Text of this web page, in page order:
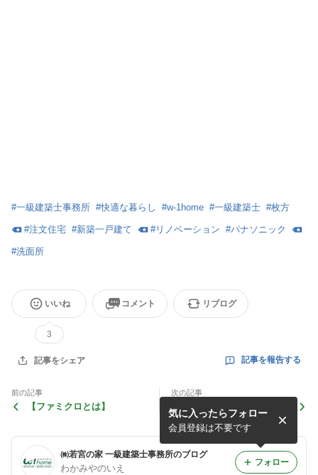
#一級建築士事務所 #快適な暮らし #w-1home #一級建築士 #枚方
#注文住宅 #新築一戸建て #リノベーション #パナソニック
#洗面所
いいね
3
コメント リブログ
記事をシェア 記事を報告する
前の記事
【ファミクロとは】
次の記事
【ＧWはいかがお過ごしでし
たか】
㈱若宮の家 一級建築士事務所のブログ
わかみやのいえ
気に入ったらフォロー
会員登録は不要です
フォロー